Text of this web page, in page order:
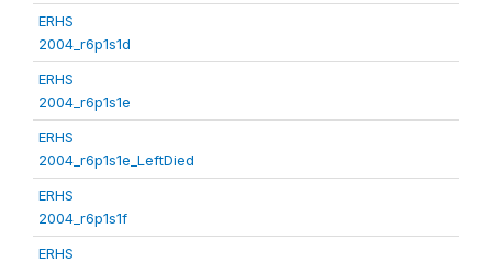
ERHS
2004_r6p1s1d
ERHS
2004_r6p1s1e
ERHS
2004_r6p1s1e_LeftDied
ERHS
2004_r6p1s1f
ERHS